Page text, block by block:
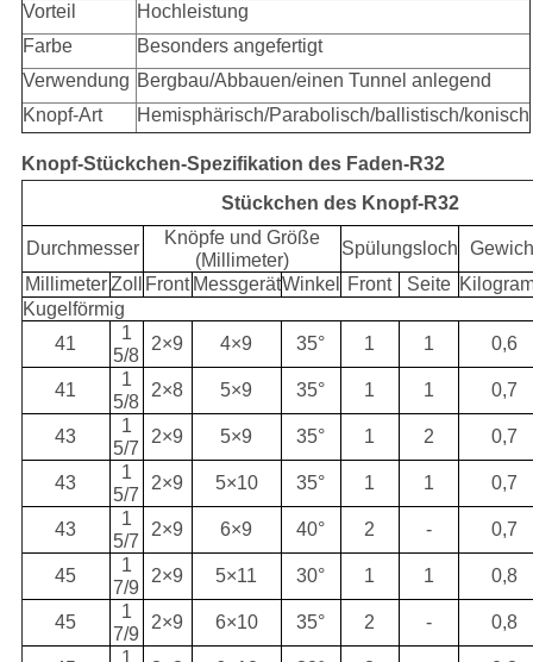
Vorteil
Hochleistung
Farbe
Besonders angefertigt
Verwendung Bergbau/Abbauen/einen Tunnel anlegend
Knopf-Art
Hemisphärisch/Parabolisch/ballistisch/konisch
Knopf-Stückchen-Spezifikation des Faden-R32
Stückchen des Knopf-R32
Durchmesser
Knöpfe und Größe
(Millimeter)
Spülungsloch
MillimeterZoll Front MessgerätWinkel Front Seite
Kugelförmig
41
1
5/8
2×9 4×9 35° 1 1 0,6
41
1
5/8
2×8 5×9 35° 1 1 0,7
43
1
5/7
2×9 5×9 35° 1 2 0,7
43
1
5/7
2×9 5×10 35° 1 1 0,7
43
1
5/7
2×9 6×9 40° 2 - 0,7
45
1
7/9
2×9 5×11 30° 1 1 0,8
45
1
7/9
2×9 6×10 35° 2 - 0,8